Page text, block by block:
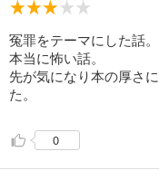
冤罪をテーマにした話
本当に怖い話。
先が気になり本の厚さ
た。
0